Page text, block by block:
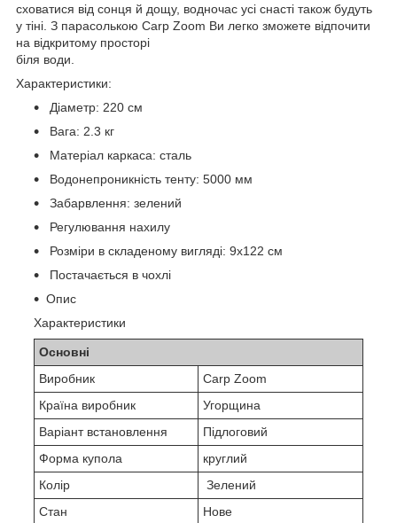
сховатися від сонця й дощу, водночас усі снасті також будуть
у тіні. З парасолькою Carp Zoom Ви легко зможете відпочити
на відкритому просторі
біля води.
Характеристики:
Діаметр: 220 см
Вага: 2.3 кг
Матеріал каркаса: сталь
Водонепроникність тенту: 5000 мм
Забарвлення: зелений
Регулювання нахилу
Розміри в складеному вигляді: 9х122 см
Постачається в чохлі
Опис
Характеристики
Основні
Виробник
Carp Zoom
Країна виробник
Угорщина
Варіант встановлення
Підлоговий
Форма купола
круглий
Колір
Зелений
Стан
Нове